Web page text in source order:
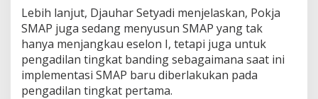
Lebih lanjut, Djauhar Setyadi menjelaskan, Pokja
SMAP juga sedang menyusun SMAP yang tak
hanya menjangkau eselon I, tetapi juga untuk
pengadilan tingkat banding sebagaimana saat ini
implementasi SMAP baru diberlakukan pada
pengadilan tingkat pertama.